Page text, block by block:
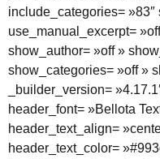
include_categories=
use_manual_excerpt=
show_author= »off »
show_categories= »off »
_builder_version=
header_font= »Bellota
header_text_align=
header_text_color=